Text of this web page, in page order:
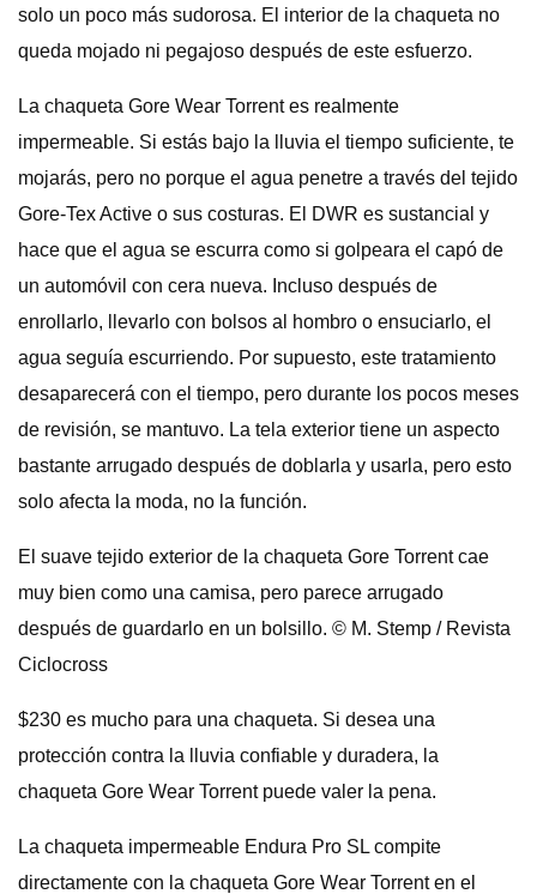
solo un poco más sudorosa. El interior de la chaqueta no
queda mojado ni pegajoso después de este esfuerzo.
La chaqueta Gore Wear Torrent es realmente
impermeable. Si estás bajo la lluvia el tiempo suficiente, te
mojarás, pero no porque el agua penetre a través del tejido
Gore-Tex Active o sus costuras. El DWR es sustancial y
hace que el agua se escurra como si golpeara el capó de
un automóvil con cera nueva. Incluso después de
enrollarlo, llevarlo con bolsos al hombro o ensuciarlo, el
agua seguía escurriendo. Por supuesto, este tratamiento
desaparecerá con el tiempo, pero durante los pocos meses
de revisión, se mantuvo. La tela exterior tiene un aspecto
bastante arrugado después de doblarla y usarla, pero esto
solo afecta la moda, no la función.
El suave tejido exterior de la chaqueta Gore Torrent cae
muy bien como una camisa, pero parece arrugado
después de guardarlo en un bolsillo. © M. Stemp / Revista
Ciclocross
$230 es mucho para una chaqueta. Si desea una
protección contra la lluvia confiable y duradera, la
chaqueta Gore Wear Torrent puede valer la pena.
La chaqueta impermeable Endura Pro SL compite
directamente con la chaqueta Gore Wear Torrent en el